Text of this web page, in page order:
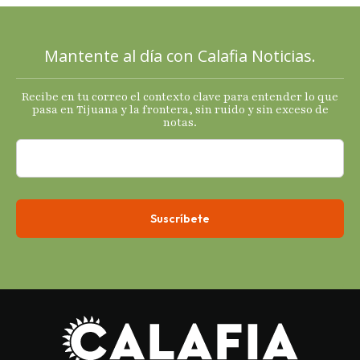
Mantente al día con Calafia Noticias.
Recibe en tu correo el contexto clave para entender lo que
pasa en Tijuana y la frontera, sin ruido y sin exceso de
notas.